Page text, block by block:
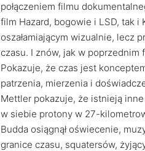
połączeniem filmu
film Hazard, bogowie i LSD, tak i
oszałamiającym wizualnie, lecz
czasu. I znów, jak w
Pokazuje, że czas jest
patrzenia, mierzenia i
Mettler pokazuje, że istnieją
w siebie protony w 27-
Budda osiągnął oświecenie,
granice czasu, squatersów,